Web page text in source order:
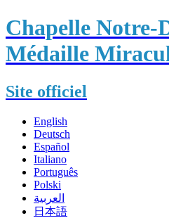
Chapelle Notre-
Médaille
Site officiel
English
Deutsch
Español
Italiano
Português
Polski
العربية
日本語